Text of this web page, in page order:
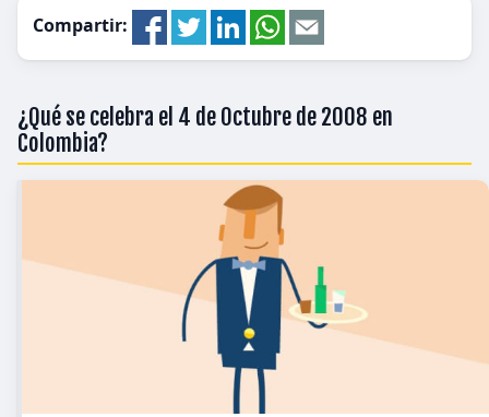
Compartir:
¿Qué se celebra el 4 de Octubre de 2008 en
Colombia?